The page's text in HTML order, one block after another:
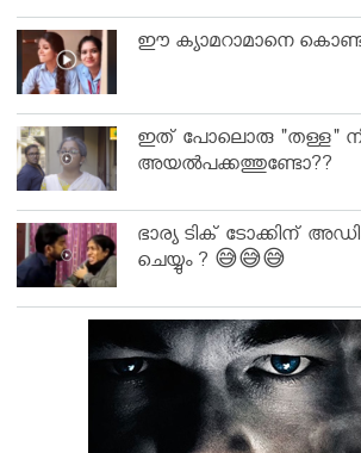
ഈ ക്യാമറാമാനെ
ഇത് പോലൊരു "തള്ള"
അയല്‍പക്കത്തുണ്ടോ??
ഭാര്യ ടിക് ടോക്കിന്
ചെയ്യും ? 😅😅😅